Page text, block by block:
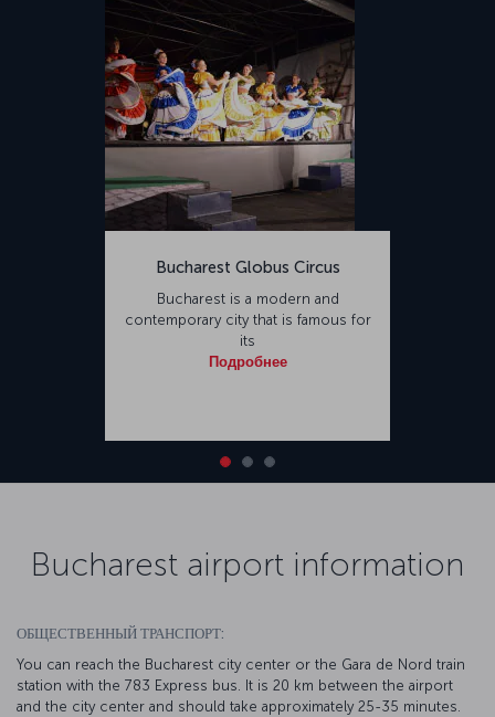
Bucharest Globus Circus
Bucharest is a modern and
contemporary city that is famous for
its
Подробнее
Bucharest airport information
ОБЩЕСТВЕННЫЙ ТРАНСПОРТ:
You can reach the Bucharest city center or the Gara de Nord train
station with the 783 Express bus. It is 20 km between the airport
and the city center and should take approximately 25-35 minutes.